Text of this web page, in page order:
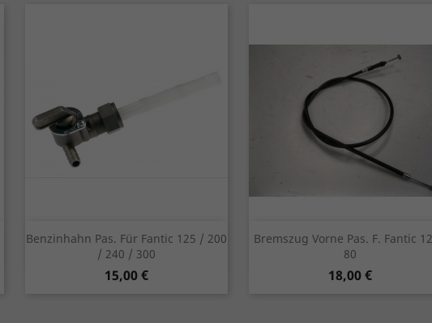
Benzinhahn Pas. Für Fantic 125 / 200
/ 240 / 300
Preis
15,00 €
Vorschau
Bremszug Vorne Pas. F. Fantic
80
Preis
18,00 €
Vorschau